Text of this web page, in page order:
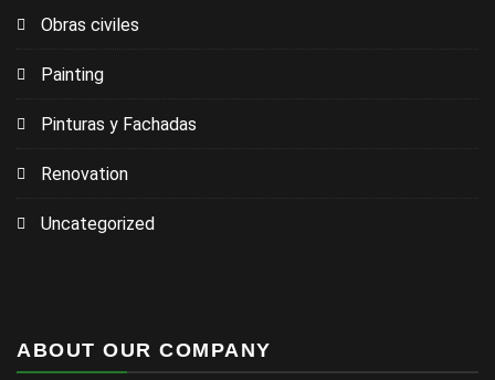
Obras civiles
Painting
Pinturas y Fachadas
Renovation
Uncategorized
ABOUT OUR COMPANY